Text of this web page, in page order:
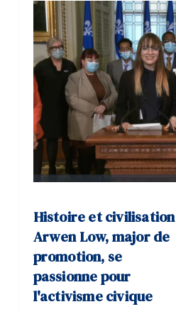
Histoire et civilisation
Arwen Low, major de
promotion, se
passionne pour
l'activisme civique